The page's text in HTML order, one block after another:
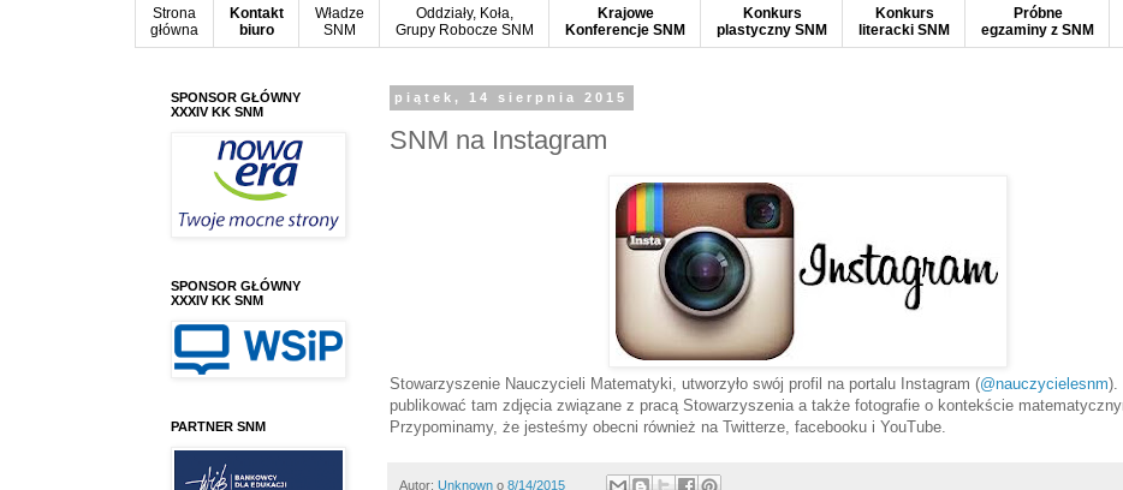
Strona
główna
Kontakt
biuro
Władze
SNM
Oddziały, Koła,
Grupy Robocze SNM
Krajowe
Konferencje SNM
Konkurs
plastyczny SNM
Konkurs
literacki SNM
Próbne
egzaminy z SNM
piątek, 14 sierpnia 2015
SNM na Instagram
Stowarzyszenie Nauczycieli Matematyki, utworzyło swój profil na portalu Instagram (@nauczycielesnm).
publikować tam zdjęcia związane z pracą Stowarzyszenia a także fotografie o kontekście
Przypominamy, że jesteśmy obecni również na Twitterze, facebooku i YouTube.
Autor: Unknown o 8/14/2015
SPONSOR GŁÓWNY
XXXIV KK SNM
SPONSOR GŁÓWNY
XXXIV KK SNM
PARTNER SNM